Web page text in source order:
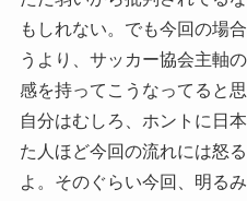
もしれない。でも今回の場
うより、サッカー協会主軸
感を持ってこうなってると思
自分はむしろ、ホントに日
た人ほど今回の流れには怒
よ。そのぐらい今回、明る